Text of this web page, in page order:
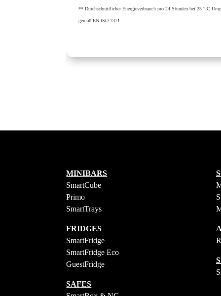
** Durchschnittlicher Energieverbrauch pro 24 Stunden bei 25 ° C
gemäß EN ISO 7371.
MINIBARS
SmartCube
Primo
SmartTrays
FRIDGES
SmartFridge
SmartFridge Eco
GuestFridge
SAFES